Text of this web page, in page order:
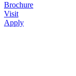
Brochure
Visit
Apply